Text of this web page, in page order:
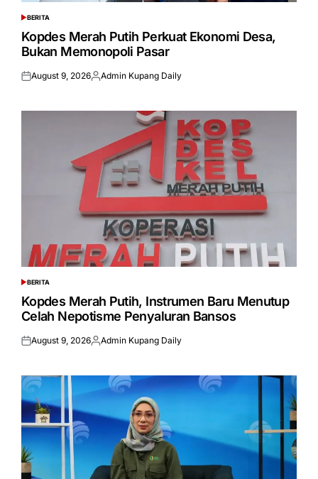
POSTED
IN
BERITA
Kopdes Merah Putih Perkuat Ekonomi Desa,
Bukan Memonopoli Pasar
Posted
August 9, 2026Posted
Admin Kupang Daily
POSTED
IN
BERITA
Kopdes Merah Putih, Instrumen Baru Menutup
Celah Nepotisme Penyaluran Bansos
Posted
August 9, 2026Posted
Admin Kupang Daily